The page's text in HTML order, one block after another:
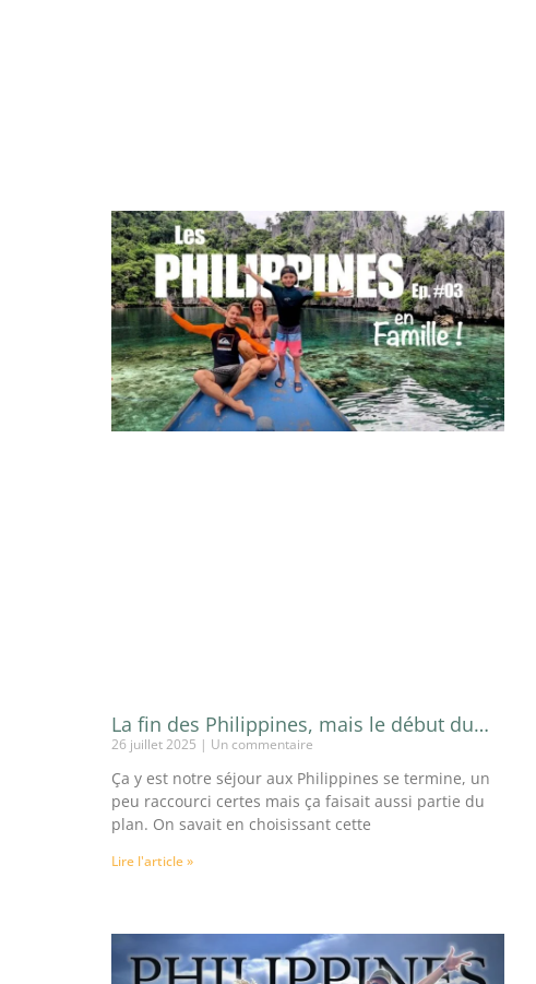
La fin des Philippines, mais le début du…
26 juillet 2025 Un commentaire
Ça y est notre séjour aux Philippines se termine, un
peu raccourci certes mais ça faisait aussi partie du
plan. On savait en choisissant cette
Lire l'article »